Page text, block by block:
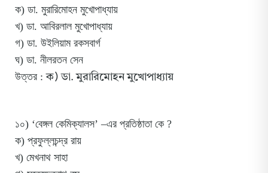
ক) ডা. মুরারিমোহন মুখোপাধ্যায়
খ) ডা. আবিরলাল মুখোপাধ্যায়
গ) ডা. উইলিয়াম রকসবার্গ
ঘ) ডা. নীলরতন সেন
উত্তর :ক) ডা. মুরারিমোহন মুখোপাধ্যায়
১০) ‘বেঙ্গল কেমিক্যালস’ –এর প্রতিষ্ঠাতা কে ?
ক) প্রফুল্লচন্দ্র রায়
খ) মেখনাথ সাহা